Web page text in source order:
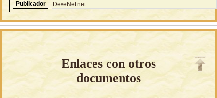
Publicador
DeveNet.net
Enlaces con otros
documentos